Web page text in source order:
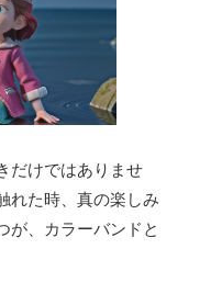
だけではありませ
れた時、真の楽しみ
が、カラーバンドと